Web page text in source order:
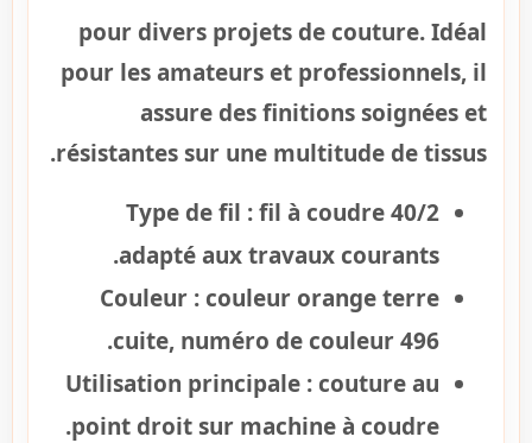
pour divers projets de couture. Idéal
pour les amateurs et professionnels, il
assure des finitions soignées et
résistantes sur une multitude de tissus.
Type de fil :fil à coudre 40/2
adapté aux travaux courants.
Couleur : couleur orange terre
cuite, numéro de couleur 496.
Utilisation principale : couture au
point droit sur machine à coudre.